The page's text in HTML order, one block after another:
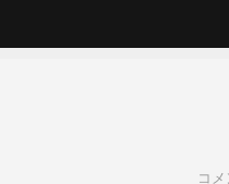
コメ